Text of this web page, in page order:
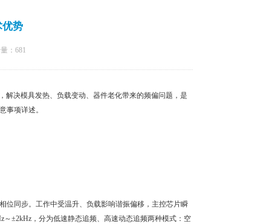
优势
： 681
解决模具发热、负载变动、器件老化带来的频偏问题，是
事项详述。
位同步。工作中受温升、负载影响谐振偏移，主控芯片瞬
±2kHz，分为低速静态追频、高速动态追频两种模式：空